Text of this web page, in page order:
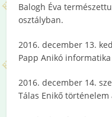
Balogh Éva
osztályban.
2016. december 13.
Papp Anikó
2016. december 14.
Tálas Enikő történelem